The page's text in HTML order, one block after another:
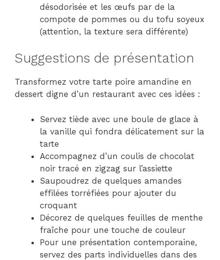
désodorisée et les œufs par de la
compote de pommes ou du tofu soyeux
(attention, la texture sera différente)
Suggestions de présentation
Transformez votre tarte poire amandine en
dessert digne d’un restaurant avec ces idées :
Servez tiède avec une boule de glace à
la vanille qui fondra délicatement sur la
tarte
Accompagnez d’un coulis de chocolat
noir tracé en zigzag sur l’assiette
Saupoudrez de quelques amandes
effilées torréfiées pour ajouter du
croquant
Décorez de quelques feuilles de menthe
fraîche pour une touche de couleur
Pour une présentation contemporaine,
servez des parts individuelles dans des